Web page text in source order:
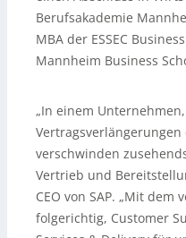
Berufsakademie
MBA der ESSEC
Mannheim Business
„In einem
verschwinden
Vertrieb und
CEO von SAP. „Mit
folgerichtig, Customer